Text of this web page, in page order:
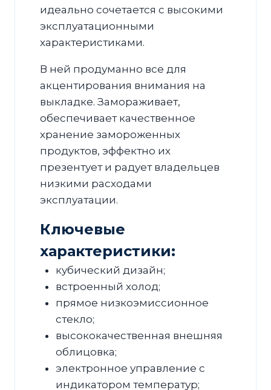
идеально сочетается с высокими
эксплуатационными
характеристиками.
В ней продуманно все для
акцентирования внимания на
выкладке. Замораживает,
обеспечивает качественное
хранение замороженных
продуктов, эффектно их
презентует и радует владельцев
низкими расходами
эксплуатации.
Ключевые
характеристики:
кубический дизайн;
встроенный холод;
прямое низкоэмиссионное
стекло;
высококачественная внешняя
облицовка;
электронное управление с
индикатором температур;